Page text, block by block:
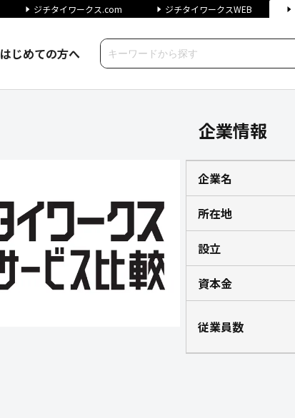
ジチタイワークス.com ジチタイワークスWEB
はじめての方へ
企業情報
企業名
所在地
設立
資本金
従業員数